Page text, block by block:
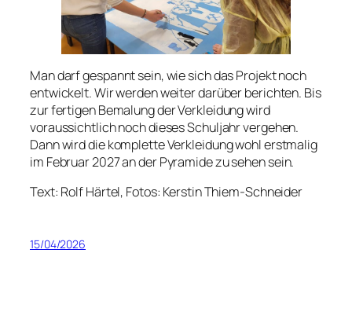
Man darf gespannt sein, wie sich das Projekt noch
entwickelt. Wir werden weiter darüber berichten. Bis
zur fertigen Bemalung der Verkleidung wird
voraussichtlich noch dieses Schuljahr vergehen.
Dann wird die komplette Verkleidung wohl erstmalig
im Februar 2027 an der Pyramide zu sehen sein.
Text: Rolf Härtel, Fotos: Kerstin Thiem-Schneider
15/04/2026